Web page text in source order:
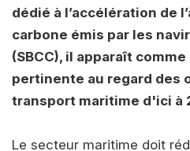
dédié à l’accélération de
carbone émis par les
(SBCC), il apparaît
pertinente au regard des
transport maritime d'ici à
Le secteur maritime doit